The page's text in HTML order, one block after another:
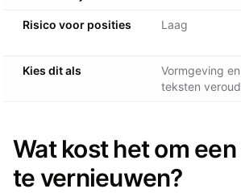
Risico voor posities Laag
Kies dit als
Vormgeving en
teksten
Wat kost het om
te vernieuwen?